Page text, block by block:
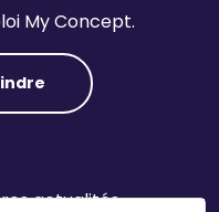
My Concept.
actualités.